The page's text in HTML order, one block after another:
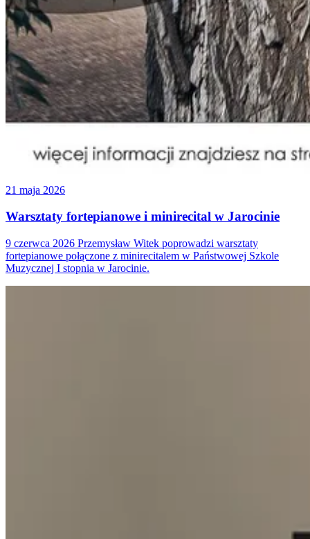
21 maja 2026
Warsztaty fortepianowe i minirecital w Jarocinie
9 czerwca 2026 Przemysław Witek poprowadzi warsztaty
fortepianowe połączone z minirecitalem w Państwowej Szkole
Muzycznej I stopnia w Jarocinie.